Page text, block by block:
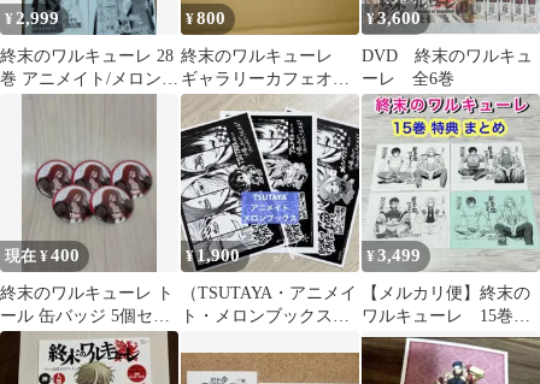
¥ 2,999
終末のワルキューレ 28
巻 アニメイト/メロンブ
¥800
終末のワルキューレ
ギャラリーカフェオメ
ガ 缶バッジ ニコ
ラ・テスラ
¥3,600
DVD 終末のワルキュ
ーレ 全6巻
現在 ¥400
終末のワルキューレ ト
ール 缶バッジ 5個セッ
ト
¥1,900
（TSUTAYA・アニメイ
ト・メロンブックス特
ーレ
¥3,499
【メルカリ便】終末の
ワルキューレ 15巻
特典 4枚セット❣️ ハデ
ス 始皇帝